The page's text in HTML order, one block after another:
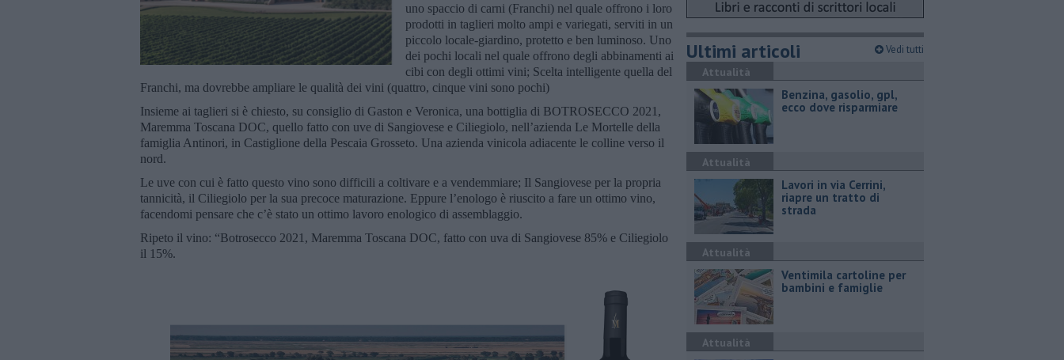
uno spaccio di carni (Franchi) nel quale offrono i loro
prodotti in taglieri molto ampi e variegati, serviti in un
piccolo locale-giardino, protetto e ben luminoso. Uno
dei pochi locali nel quale offrono degli abbinamenti ai
cibi con degli ottimi vini; Scelta intelligente quella del
Franchi, ma dovrebbe ampliare le qualità dei vini (quattro, cinque vini sono pochi)
Insieme ai taglieri si è chiesto, su consiglio di Gaston e Veronica, una bottiglia di BOTROSECCO 2021,
Maremma Toscana DOC, quello fatto con uve di Sangiovese e Ciliegiolo, nell’azienda Le Mortelle della
famiglia Antinori, in Castiglione della Pescaia Grosseto. Una azienda vinicola adiacente le colline verso il
nord.
Le uve con cui è fatto questo vino sono difficili a coltivare e a vendemmiare; Il Sangiovese per la propria
tannicità, il Ciliegiolo per la sua precoce maturazione. Eppure l’enologo è riuscito a fare un ottimo vino,
facendomi pensare che c’è stato un ottimo lavoro enologico di assemblaggio.
Ripeto il vino: “Botrosecco 2021, Maremma Toscana DOC, fatto con uva di Sangiovese 85% e Ciliegiolo
il 15%.
Ultimi articoli Vedi tutti
Attualità
​Benzina, gasolio, gpl,
ecco dove risparmiare
Attualità
Lavori in via Cerrini,
riapre un tratto di
strada
Attualità
Ventimila cartoline per
bambini e famiglie
Attualità